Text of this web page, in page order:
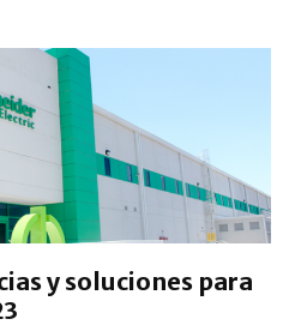
y soluciones para